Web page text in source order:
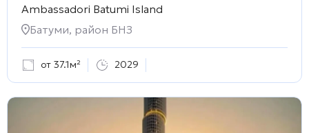
Ambassadori Batumi Island
Батуми, район БНЗ
от 37.1м² 2029